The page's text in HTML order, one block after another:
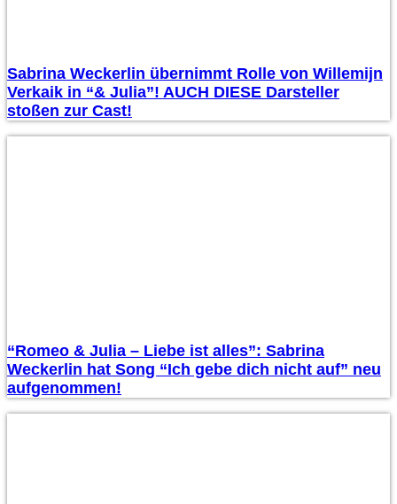
Sabrina Weckerlin übernimmt Rolle von Willemijn
Verkaik in “& Julia”! AUCH DIESE Darsteller
stoßen zur Cast!
“Romeo & Julia – Liebe ist alles”: Sabrina
Weckerlin hat Song “Ich gebe dich nicht auf” neu
aufgenommen!